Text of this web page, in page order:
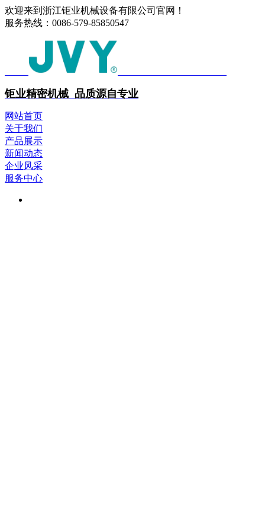
欢迎来到浙江钜业机械设备有限公司官网！
服务热线： 0086-579-85850547
钜业精密机械 品质源自专业
网站首页
关于我们
产品展示
新闻动态
企业风采
服务中心